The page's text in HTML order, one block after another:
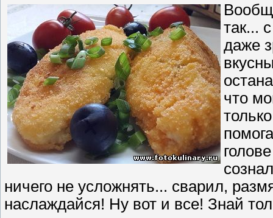
так...
даже
что
ничего не усложнять... сварил,
наслаждайся! Ну вот и все! Знай